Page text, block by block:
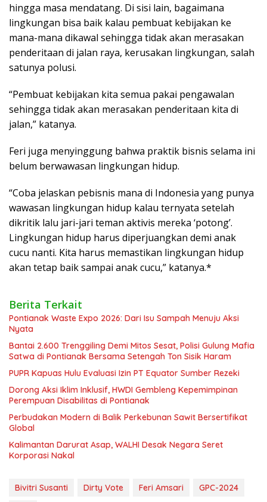
hingga masa mendatang. Di sisi lain, bagaimana
lingkungan bisa baik kalau pembuat kebijakan ke
mana-mana dikawal sehingga tidak akan merasakan
penderitaan di jalan raya, kerusakan lingkungan, salah
satunya polusi.
“Pembuat kebijakan kita semua pakai pengawalan
sehingga tidak akan merasakan penderitaan kita di
jalan,” katanya.
Feri juga menyinggung bahwa praktik bisnis selama ini
belum berwawasan lingkungan hidup.
“Coba jelaskan pebisnis mana di Indonesia yang punya
wawasan lingkungan hidup kalau ternyata setelah
dikritik lalu jari-jari teman aktivis mereka ‘potong’.
Lingkungan hidup harus diperjuangkan demi anak
cucu nanti. Kita harus memastikan lingkungan hidup
akan tetap baik sampai anak cucu,” katanya.*
Berita Terkait
Pontianak Waste Expo 2026: Dari Isu Sampah Menuju Aksi
Nyata
Bantai 2.600 Trenggiling Demi Mitos Sesat, Polisi Gulung Mafia
Satwa di Pontianak Bersama Setengah Ton Sisik Haram
PUPR Kapuas Hulu Evaluasi Izin PT Equator Sumber Rezeki
Dorong Aksi Iklim Inklusif, HWDI Gembleng Kepemimpinan
Perempuan Disabilitas di Pontianak
Perbudakan Modern di Balik Perkebunan Sawit Bersertifikat
Global
Kalimantan Darurat Asap, WALHI Desak Negara Seret
Korporasi Nakal
Bivitri Susanti Dirty Vote Feri Amsari
GPC-2024